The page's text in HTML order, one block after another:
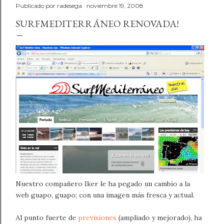
Publicado por radesega noviembre 19, 2008
SURFMEDITERRÁNEO RENOVADA!
Nuestro compañero Iker le ha pegado un cambio a la
web guapo, guapo; con una imagen más fresca y actual.
Al punto fuerte de previsiones (ampliado y mejorado), ha